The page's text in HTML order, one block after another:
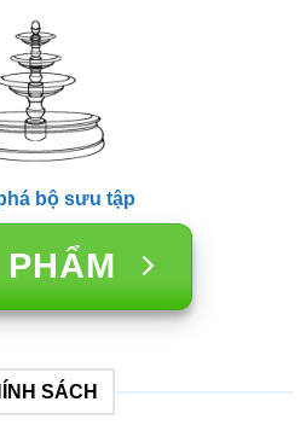
bộ sưu tập
SÁCH